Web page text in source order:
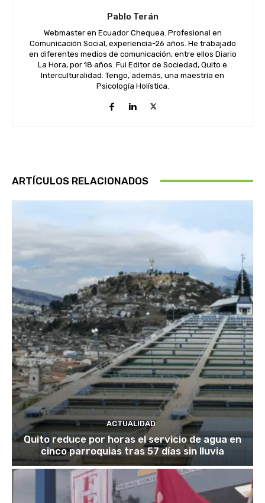
Pablo Terán
Webmaster en Ecuador Chequea. Profesional en
Comunicación Social, experiencia-26 años. He trabajado
en diferentes medios de comunicación, entre ellos Diario
La Hora, por 18 años. Fui Editor de Sociedad, Quito e
Interculturalidad. Tengo, además, una maestría en
Psicología Holística.
ARTÍCULOS RELACIONADOS
ACTUALIDAD
Quito reduce por horas el servicio de agua en
cinco parroquias tras 57 días sin lluvia